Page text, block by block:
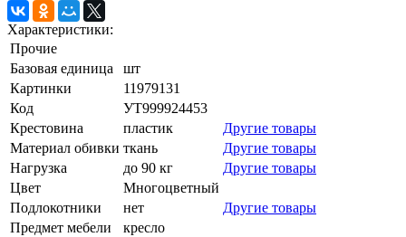
Характеристики:
Прочие
Базовая единица
шт
Картинки
11979131
Код
УТ999924453
Крестовина
пластик
Другие товары
Материал обивки ткань
Другие товары
Нагрузка
до 90 кг
Другие товары
Цвет
Многоцветный
Подлокотники
нет
Другие товары
Предмет мебели
кресло